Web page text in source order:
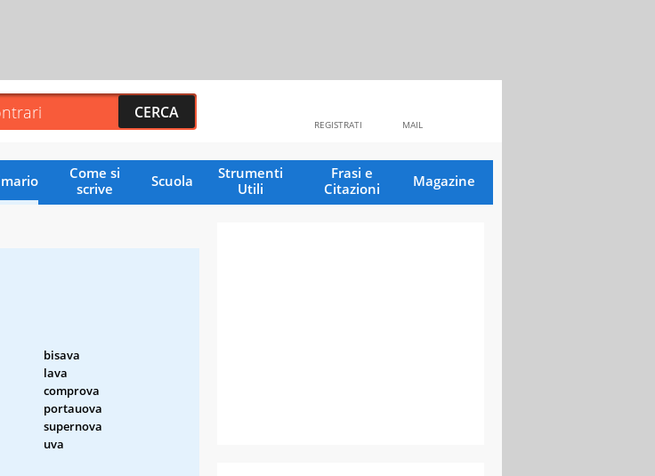
MAIL
REGISTRATI
Come si
scrive
Scuola
Strumenti
Utili
Frasi e
Citazioni
Magazine
bisava
lava
comprova
portauova
supernova
uva